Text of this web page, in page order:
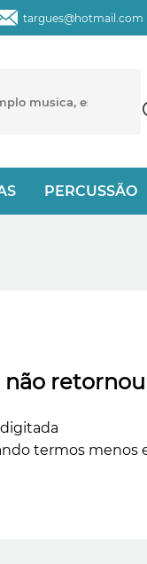
targues@hotmail.com
PERCUSSÃO
não
termos menos